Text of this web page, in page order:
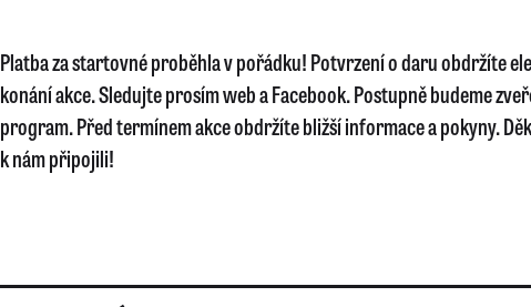
Platba za startovné proběhla v pořádku! Potvrzení o daru obdržíte
konání akce. Sledujte prosím web a Facebook. Postupně budeme
program. Před termínem akce obdržíte bližší informace a pokyny.
k nám připojili!